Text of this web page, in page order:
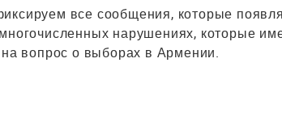
все сообщения, которые
нарушениях, которые
вопрос о выборах в Армении.